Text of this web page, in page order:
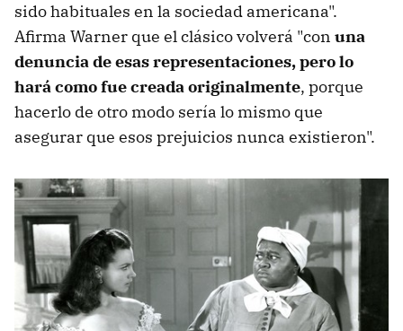
sido habituales en la sociedad americana".
Afirma Warner que el clásico volverá "con una
denuncia de esas representaciones, pero lo
hará como fue creada originalmente, porque
hacerlo de otro modo sería lo mismo que
asegurar que esos prejuicios nunca existieron".